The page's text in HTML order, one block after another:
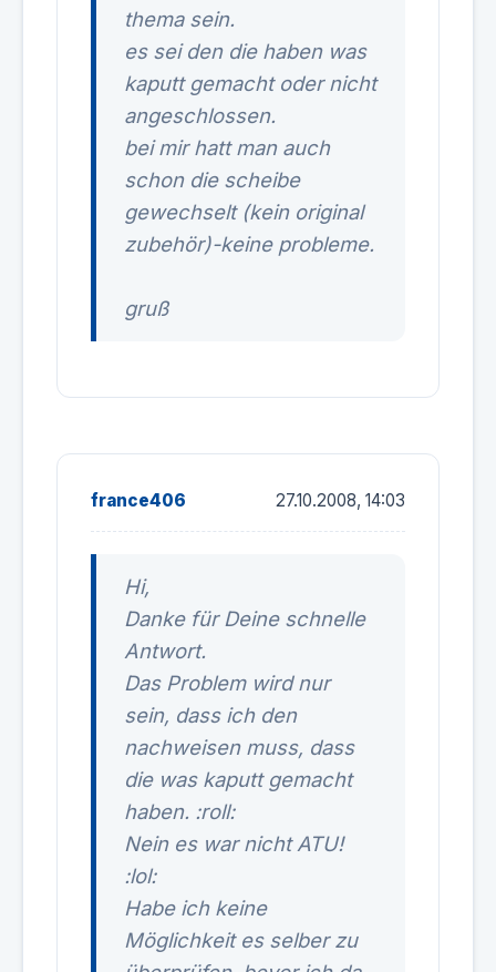
thema sein.
es sei den die haben was
kaputt gemacht oder nicht
angeschlossen.
bei mir hatt man auch
schon die scheibe
gewechselt (kein original
zubehör)-keine probleme.
gruß
france406 27.10.2008, 14:03
Hi,
Danke für Deine schnelle
Antwort.
Das Problem wird nur
sein, dass ich den
nachweisen muss, dass
die was kaputt gemacht
haben. :roll:
Nein es war nicht ATU!
:lol:
Habe ich keine
Möglichkeit es selber zu